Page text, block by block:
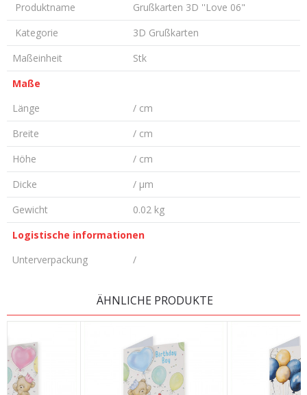
Produktname
Grußkarten 3D ''Love 06"
Kategorie
3D Grußkarten
Maßeinheit
Stk
Maße
Länge
/ cm
Breite
/ cm
Höhe
/ cm
Dicke
/ µm
Gewicht
0.02 kg
Logistische informationen
Unterverpackung
/
E-Mail
ÄHNLICHE PRODUKTE